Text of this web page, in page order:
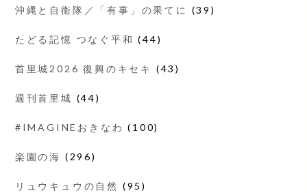
沖縄と自衛隊／「有事」の果てに (39)
たどる記憶 つなぐ平和 (44)
首里城2026 復興のキセキ (43)
週刊首里城 (44)
#IMAGINEおきなわ (100)
楽園の海 (296)
リュウキュウの自然 (95)